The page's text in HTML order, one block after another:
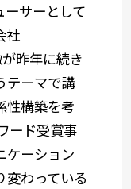
サーとして
社
昨年に続き
テーマで講
性構築を考
ード受賞事
ケーション
変わっている